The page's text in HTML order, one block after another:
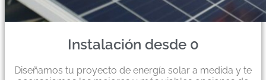
Instalación desde 0
Diseñamos tu proyecto de energía solar a medida y te